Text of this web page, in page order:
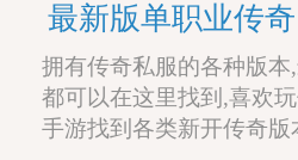
最新版单职业传奇
拥有传奇私服的各种版
都可以在这里找到,喜欢
手游找到各类新开传奇版